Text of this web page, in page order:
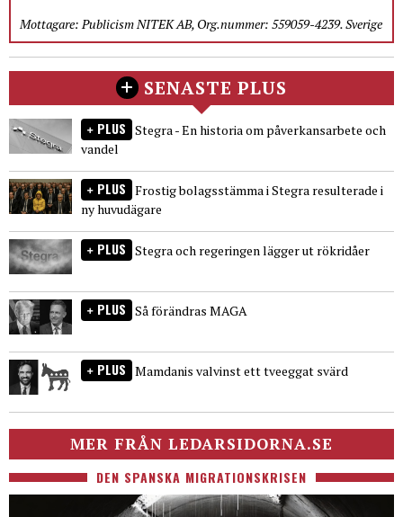
Mottagare: Publicism NITEK AB, Org.nummer: 559059-4239. Sverige
SENASTE PLUS
PLUS Stegra - En historia om påverkansarbete och
vandel
PLUS Frostig bolagsstämma i Stegra resulterade i
ny huvudägare
PLUS Stegra och regeringen lägger ut rökridåer
PLUS Så förändras MAGA
PLUS Mamdanis valvinst ett tveeggat svärd
MER FRÅN LEDARSIDORNA.SE
DEN SPANSKA MIGRATIONSKRISEN